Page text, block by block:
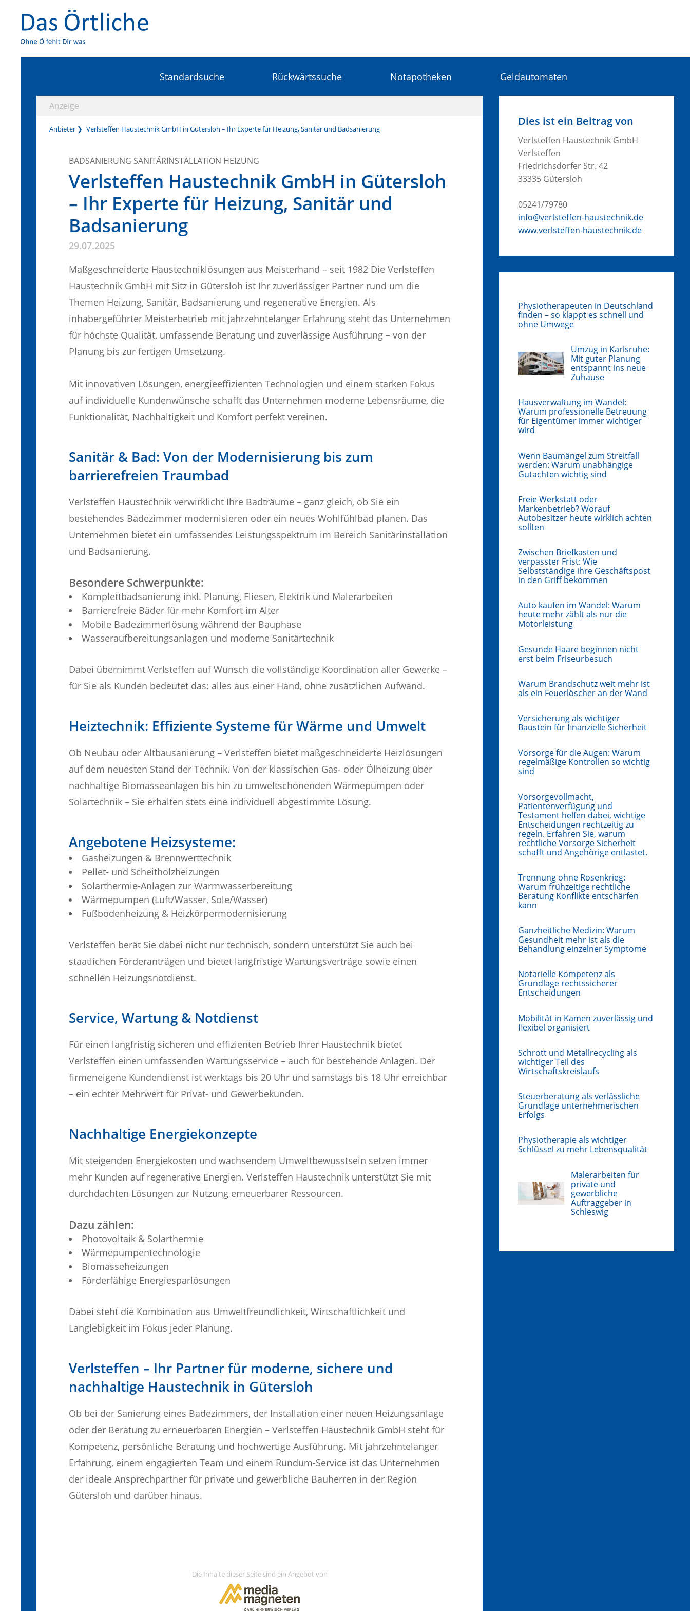
Standardsuche Rückwärtssuche Notapotheken Geldautomaten
Anzeige
Anbieter Verlsteffen Haustechnik GmbH in Gütersloh – Ihr Experte für Heizung, Sanitär und Badsanierung
BADSANIERUNG SANITÄRINSTALLATION HEIZUNG
Verlsteffen Haustechnik GmbH in Gütersloh
– Ihr Experte für Heizung, Sanitär und
Badsanierung
29.07.2025
Maßgeschneiderte Haustechniklösungen aus Meisterhand – seit 1982 Die Verlsteffen
Haustechnik GmbH mit Sitz in Gütersloh ist Ihr zuverlässiger Partner rund um die
Themen Heizung, Sanitär, Badsanierung und regenerative Energien. Als
inhabergeführter Meisterbetrieb mit jahrzehntelanger Erfahrung steht das Unternehmen
für höchste Qualität, umfassende Beratung und zuverlässige Ausführung – von der
Planung bis zur fertigen Umsetzung.
Mit innovativen Lösungen, energieeffizienten Technologien und einem starken Fokus
auf individuelle Kundenwünsche schafft das Unternehmen moderne Lebensräume, die
Funktionalität, Nachhaltigkeit und Komfort perfekt vereinen.
Sanitär & Bad: Von der Modernisierung bis zum
barrierefreien Traumbad
Verlsteffen Haustechnik verwirklicht Ihre Badträume – ganz gleich, ob Sie ein
bestehendes Badezimmer modernisieren oder ein neues Wohlfühlbad planen. Das
Unternehmen bietet ein umfassendes Leistungsspektrum im Bereich Sanitärinstallation
und Badsanierung.
Besondere Schwerpunkte:
Komplettbadsanierung inkl. Planung, Fliesen, Elektrik und Malerarbeiten
Barrierefreie Bäder für mehr Komfort im Alter
Mobile Badezimmerlösung während der Bauphase
Wasseraufbereitungsanlagen und moderne Sanitärtechnik
Dabei übernimmt Verlsteffen auf Wunsch die vollständige Koordination aller Gewerke –
für Sie als Kunden bedeutet das: alles aus einer Hand, ohne zusätzlichen Aufwand.
Heiztechnik: Effiziente Systeme für Wärme und Umwelt
Ob Neubau oder Altbausanierung – Verlsteffen bietet maßgeschneiderte Heizlösungen
auf dem neuesten Stand der Technik. Von der klassischen Gas- oder Ölheizung über
nachhaltige Biomasseanlagen bis hin zu umweltschonenden Wärmepumpen oder
Solartechnik – Sie erhalten stets eine individuell abgestimmte Lösung.
Angebotene Heizsysteme:
Gasheizungen & Brennwerttechnik
Pellet- und Scheitholzheizungen
Solarthermie-Anlagen zur Warmwasserbereitung
Wärmepumpen (Luft/Wasser, Sole/Wasser)
Fußbodenheizung & Heizkörpermodernisierung
Verlsteffen berät Sie dabei nicht nur technisch, sondern unterstützt Sie auch bei
staatlichen Förderanträgen und bietet langfristige Wartungsverträge sowie einen
schnellen Heizungsnotdienst.
Service, Wartung & Notdienst
Für einen langfristig sicheren und effizienten Betrieb Ihrer Haustechnik bietet
Verlsteffen einen umfassenden Wartungsservice – auch für bestehende Anlagen. Der
firmeneigene Kundendienst ist werktags bis 20 Uhr und samstags bis 18 Uhr erreichbar
– ein echter Mehrwert für Privat- und Gewerbekunden.
Nachhaltige Energiekonzepte
Mit steigenden Energiekosten und wachsendem Umweltbewusstsein setzen immer
mehr Kunden auf regenerative Energien. Verlsteffen Haustechnik unterstützt Sie mit
durchdachten Lösungen zur Nutzung erneuerbarer Ressourcen.
Dazu zählen:
Photovoltaik & Solarthermie
Wärmepumpentechnologie
Biomasseheizungen
Förderfähige Energiesparlösungen
Dabei steht die Kombination aus Umweltfreundlichkeit, Wirtschaftlichkeit und
Langlebigkeit im Fokus jeder Planung.
Verlsteffen – Ihr Partner für moderne, sichere und
nachhaltige Haustechnik in Gütersloh
Ob bei der Sanierung eines Badezimmers, der Installation einer neuen Heizungsanlage
oder der Beratung zu erneuerbaren Energien – Verlsteffen Haustechnik GmbH steht für
Kompetenz, persönliche Beratung und hochwertige Ausführung. Mit jahrzehntelanger
Erfahrung, einem engagierten Team und einem Rundum-Service ist das Unternehmen
der ideale Ansprechpartner für private und gewerbliche Bauherren in der Region
Gütersloh und darüber hinaus.
Dies ist ein Beitrag von
Verlsteffen Haustechnik GmbH
Verlsteffen
Friedrichsdorfer Str. 42
33335 Gütersloh
05241/79780
info@verlsteffen-haustechnik.de
www.verlsteffen-haustechnik.de
Physiotherapeuten in Deutschland
finden – so klappt es schnell und
ohne Umwege
Umzug in Karlsruhe:
Mit guter Planung
entspannt ins neue
Zuhause
Hausverwaltung im Wandel:
Warum professionelle Betreuung
für Eigentümer immer wichtiger
wird
Wenn Baumängel zum Streitfall
werden: Warum unabhängige
Gutachten wichtig sind
Freie Werkstatt oder
Markenbetrieb? Worauf
Autobesitzer heute wirklich achten
sollten
Zwischen Briefkasten und
verpasster Frist: Wie
Selbstständige ihre Geschäftspost
in den Griff bekommen
Auto kaufen im Wandel: Warum
heute mehr zählt als nur die
Motorleistung
Gesunde Haare beginnen nicht
erst beim Friseurbesuch
Warum Brandschutz weit mehr ist
als ein Feuerlöscher an der Wand
Versicherung als wichtiger
Baustein für finanzielle Sicherheit
Vorsorge für die Augen: Warum
regelmäßige Kontrollen so wichtig
sind
Vorsorgevollmacht,
Patientenverfügung und
Testament helfen dabei, wichtige
Entscheidungen rechtzeitig zu
regeln. Erfahren Sie, warum
rechtliche Vorsorge Sicherheit
schafft und Angehörige entlastet.
Trennung ohne Rosenkrieg:
Warum frühzeitige rechtliche
Beratung Konflikte entschärfen
kann
Ganzheitliche Medizin: Warum
Gesundheit mehr ist als die
Behandlung einzelner Symptome
Notarielle Kompetenz als
Grundlage rechtssicherer
Entscheidungen
Mobilität in Kamen zuverlässig und
flexibel organisiert
Schrott und Metallrecycling als
wichtiger Teil des
Wirtschaftskreislaufs
Steuerberatung als verlässliche
Grundlage unternehmerischen
Erfolgs
Physiotherapie als wichtiger
Schlüssel zu mehr Lebensqualität
Malerarbeiten für
private und
gewerbliche
Auftraggeber in
Schleswig